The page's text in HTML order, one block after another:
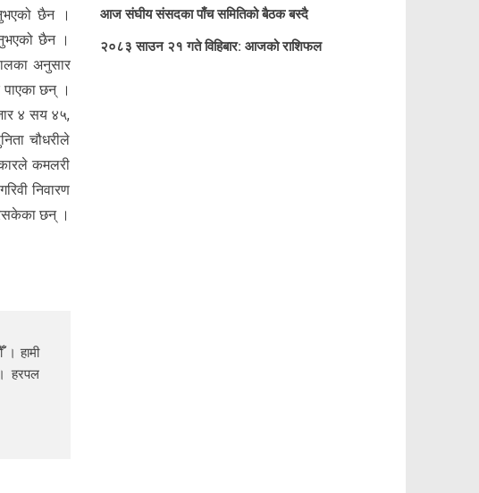
छैन ।
छैन ।
अनुसार
छन् ।
४ सय ४५,
चौधरीले
कमलरी
निवारण
छन् ।
। हामी
हरपल
आज संघीय संसदका पाँच समितिको बैठक बस्दै
२०८३ साउन २१ गते विहिबार: आजको राशिफल